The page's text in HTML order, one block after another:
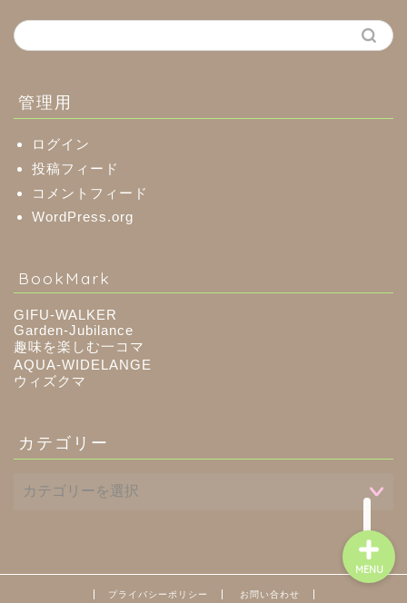
管理用
ログイン
投稿フィード
コメントフィード
WordPress.org
BookMark
GIFU-WALKER
Garden-Jubilance
趣味を楽しむ一コマ
AQUA-WIDELANGE
ウィズクマ
カテゴリー
プライバシーポリシー お問い合わせ
MENU
川辺町